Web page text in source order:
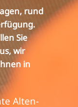
rund
Sie
wir
in
Alten-